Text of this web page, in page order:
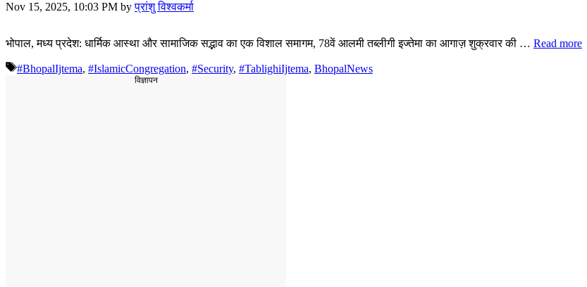
Nov 15, 2025, 10:03 PM byप्रांशु विश्वकर्मा
भोपाल, मध्य प्रदेश: धार्मिक आस्था और सामाजिक सद्भाव का एक विशाल समागम, 78वें आलमी तब्लीगी इज्तेमा का आगाज़ शुक्रवार की … Read more
Tags
#BhopalIjtema, #IslamicCongregation, #Security, #TablighiIjtema, BhopalNews
विज्ञापन